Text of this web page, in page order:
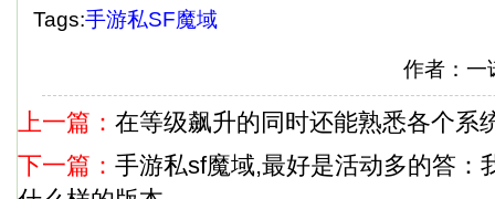
Tags:手游私SF魔域
作者：一
上一篇： 在等级飙升的同时还能熟悉各个系
下一篇： 手游私sf魔域,最好是活动多的答：